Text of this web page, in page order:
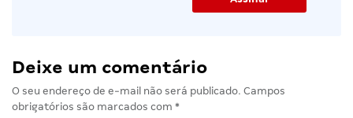
Deixe um comentário
O seu endereço de e-mail não será publicado. Campos
obrigatórios são marcados com *